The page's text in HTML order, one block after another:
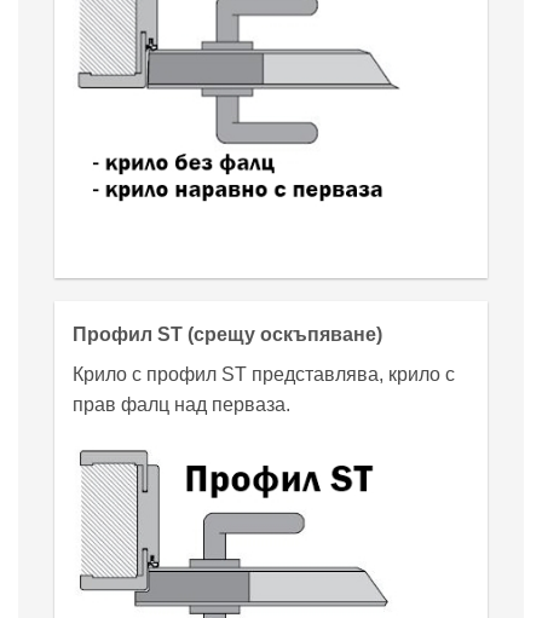
Профил ST (срещу оскъпяване)
Крило с профил ST представлява, крило с
прав фалц над перваза.